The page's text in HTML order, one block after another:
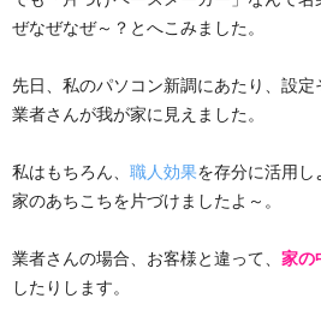
ぜなぜなぜ～？とへこみました。
先日、私のパソコン新調にあたり、設
業者さんが我が家に見えました。
私はもちろん、 職人効果を存分に活用し
家のあちこちを片づけましたよ～。
業者さんの場合、お客様と違って、 家の
したりします。